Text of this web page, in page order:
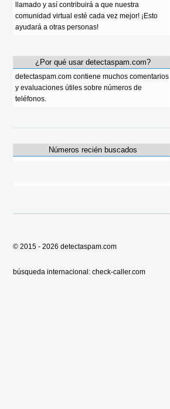
llamado y así contribuirá a que nuestra
comunidad virtual esté cada vez mejor! ¡Esto
ayudará a otras personas!
¿Por qué usar detectaspam.com?
detectaspam.com contiene muchos comentarios
y evaluaciones útiles sobre números de
teléfonos.
Números recién buscados
© 2015 - 2026 detectaspam.com
búsqueda internacional: check-caller.com